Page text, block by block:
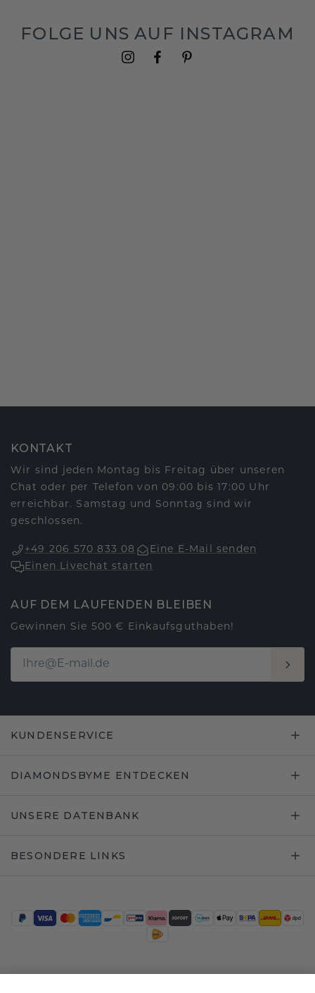
FOLGE UNS AUF INSTAGRAM
KONTAKT
Wir sind jeden Montag bis Freitag über unseren
Chat oder per Telefon von 09:00 bis 17:00 Uhr
erreichbar. Samstag und Sonntag sind wir
geschlossen.
+49 206 570 833 08
Eine E-Mail senden
Einen Livechat starten
AUF DEM LAUFENDEN BLEIBEN
Gewinnen Sie 500 € Einkaufsguthaben!
KUNDENSERVICE
DIAMONDSBYME ENTDECKEN
UNSERE DATENBANK
BESONDERE LINKS